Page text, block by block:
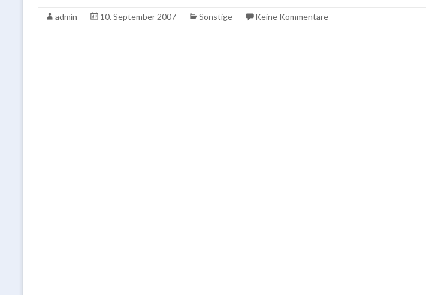
admin 10. September 2007 Sonstige Keine Kommentare